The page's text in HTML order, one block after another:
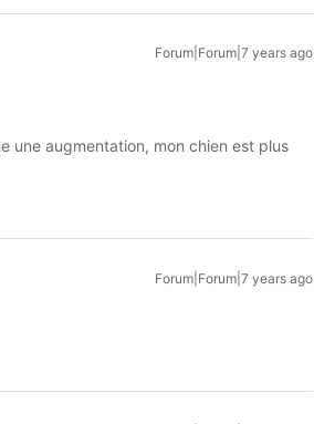
Forum|Forum|7 years ago
une augmentation, mon chien est plus
Forum|Forum|7 years ago